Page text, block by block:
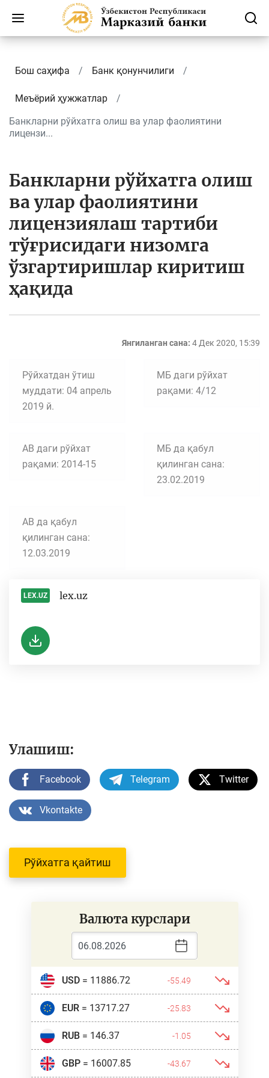
Бош саҳифа Банк қонунчилиги
Меъёрий ҳужжатлар
Банкларни рўйхатга олиш ва улар фаолиятини
лицензи...
Банкларни рўйхатга олиш
ва улар фаолиятини
лицензиялаш тартиби
тўғрисидаги низомга
ўзгартиришлар киритиш
ҳақида
Янгиланган сана: 4 Дек 2020, 15:39
Рўйхатдан ўтиш
муддати: 04 апрель
2019 й.
МБ даги рўйхат
рақами: 4/12
АВ даги рўйхат
рақами: 2014-15
МБ да қабул
қилинган сана:
23.02.2019
АВ да қабул
қилинган сана:
12.03.2019
LEX.UZ lex.uz
Улашиш:
Facebook Telegram Twitter
Vkontakte
Рўйхатга қайтиш
Валюта курслари
USD= 11886.72 -55.49
EUR= 13717.27 -25.83
RUB= 146.37 -1.05
GBP= 16007.85 -43.67